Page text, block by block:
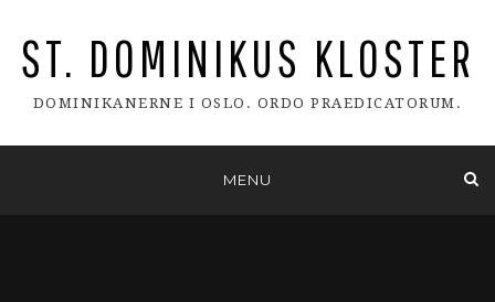
ST. DOMINIKUS KLOSTER
DOMINIKANERNE I OSLO. ORDO PRAEDICATORUM.
MENU